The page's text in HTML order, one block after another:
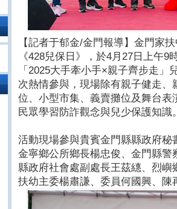
【記者于郁金/金門報導】金門家
《428兒保日》，於4月27日上午
「2025大手牽小手×親子齊步走
次熱情參與，現場除有親子健走
位、小型市集、義賣攤位及舞台
民眾學習防詐觀念與兒少保護知識
活動現場參與貴賓金門縣縣政府
金寧鄉公所鄉長楊忠俊、金門縣
縣政府社會處副處長王茲繐、烈
扶幼主委楊肅謙、委員何國興、